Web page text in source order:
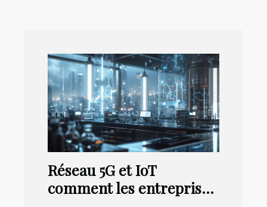
Réseau 5G et IoT
comment les entreprises